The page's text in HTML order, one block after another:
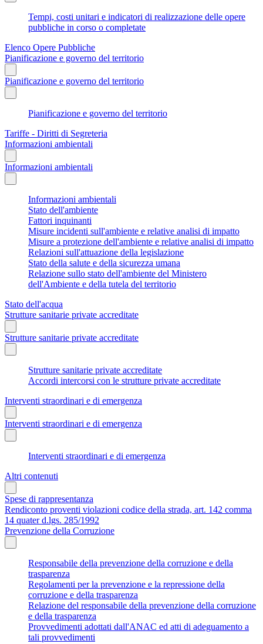
Tempi, costi unitari e indicatori di realizzazione delle opere
pubbliche in corso o completate
Elenco Opere Pubbliche
Pianificazione e governo del territorio
Pianificazione e governo del territorio
Pianificazione e governo del territorio
Tariffe - Diritti di Segreteria
Informazioni ambientali
Informazioni ambientali
Informazioni ambientali
Stato dell'ambiente
Fattori inquinanti
Misure incidenti sull'ambiente e relative analisi di impatto
Misure a protezione dell'ambiente e relative analisi di impatto
Relazioni sull'attuazione della legislazione
Stato della salute e della sicurezza umana
Relazione sullo stato dell'ambiente del Ministero
dell'Ambiente e della tutela del territorio
Stato dell'acqua
Strutture sanitarie private accreditate
Strutture sanitarie private accreditate
Strutture sanitarie private accreditate
Accordi intercorsi con le strutture private accreditate
Interventi straordinari e di emergenza
Interventi straordinari e di emergenza
Interventi straordinari e di emergenza
Altri contenuti
Spese di rappresentanza
Rendiconto proventi violazioni codice della strada, art. 142 comma
14 quater d.lgs. 285/1992
Prevenzione della Corruzione
Responsabile della prevenzione della corruzione e della
trasparenza
Regolamenti per la prevenzione e la repressione della
corruzione e della trasparenza
Relazione del responsabile della prevenzione della corruzione
e della trasparenza
Provvedimenti adottati dall'ANAC ed atti di adeguamento a
tali provvedimenti